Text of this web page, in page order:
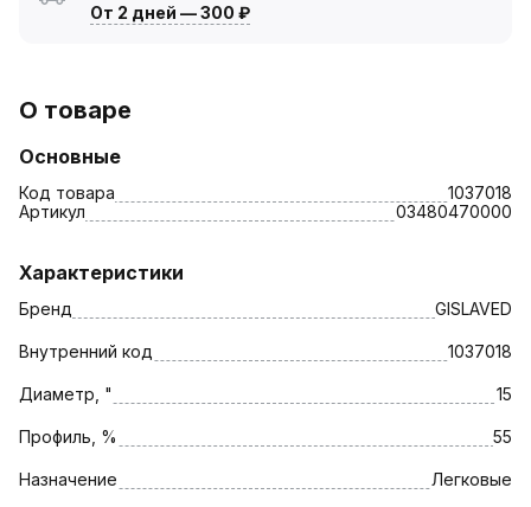
От 2 дней —300 ₽
О товаре
Основные
Код товара
1037018
Артикул
03480470000
Характеристики
Бренд GISLAVED
Внутренний код 1037018
Диаметр, " 15
Профиль, % 55
Назначение Легковые